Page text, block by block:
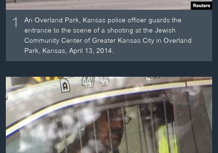
ສຽງ
ລາຍການກະຈາຍສຽງ
ລາຍງານ
ຕິດຕາມພວກເຮົາ ທີ່
ພາສາຕ່າງໆ
1
An Overland Park, Kansas police officer guards the
entrance to the scene of a shooting at the Jewish
Community Center of Greater Kansas City in Overland
Park, Kansas, April 13, 2014.